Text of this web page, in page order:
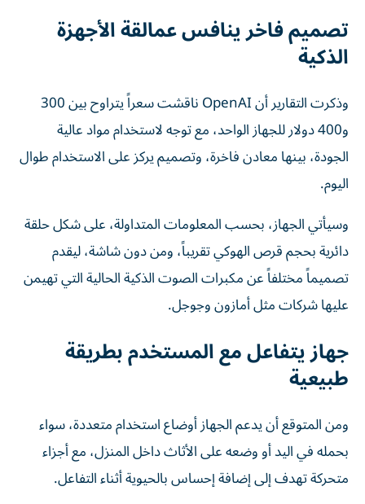
تصميم فاخر ينافس عمالقة الأجهزة
الذكية
وذكرت التقارير أن OpenAI ناقشت سعراً يتراوح بين 300
و400 دولار للجهاز الواحد، مع توجه لاستخدام مواد عالية
الجودة، بينها معادن فاخرة، وتصميم يركز على الاستخدام طوال
اليوم.
وسيأتي الجهاز، بحسب المعلومات المتداولة، على شكل حلقة
دائرية بحجم قرص الهوكي تقريباً، ومن دون شاشة، ليقدم
تصميماً مختلفاً عن مكبرات الصوت الذكية الحالية التي تهيمن
عليها شركات مثل أمازون وجوجل.
جهاز يتفاعل مع المستخدم بطريقة
طبيعية
ومن المتوقع أن يدعم الجهاز أوضاع استخدام متعددة، سواء
بحمله في اليد أو وضعه على الأثاث داخل المنزل، مع أجزاء
متحركة تهدف إلى إضافة إحساس بالحيوية أثناء التفاعل.